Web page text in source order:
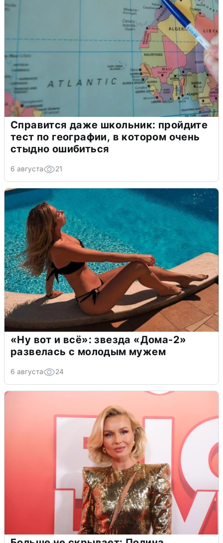
Справится даже школьник: пройдите
тест по географии, в котором очень
стыдно ошибиться
6 августа 21
«Ну вот и всё»: звезда «Дома-2»
развелась с молодым мужем
6 августа 24